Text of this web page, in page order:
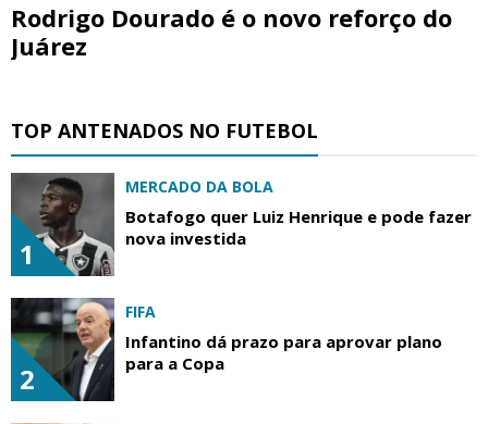
Rodrigo Dourado é o novo reforço do
Juárez
TOP ANTENADOS NO FUTEBOL
1
MERCADO DA BOLA
Botafogo quer Luiz Henrique e pode fazer
nova investida
2
FIFA
Infantino dá prazo para aprovar plano
para a Copa